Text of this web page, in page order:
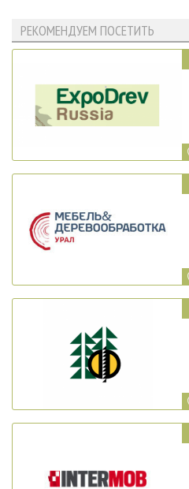
РЕКОМЕНДУЕМ ПОСЕТИТЬ